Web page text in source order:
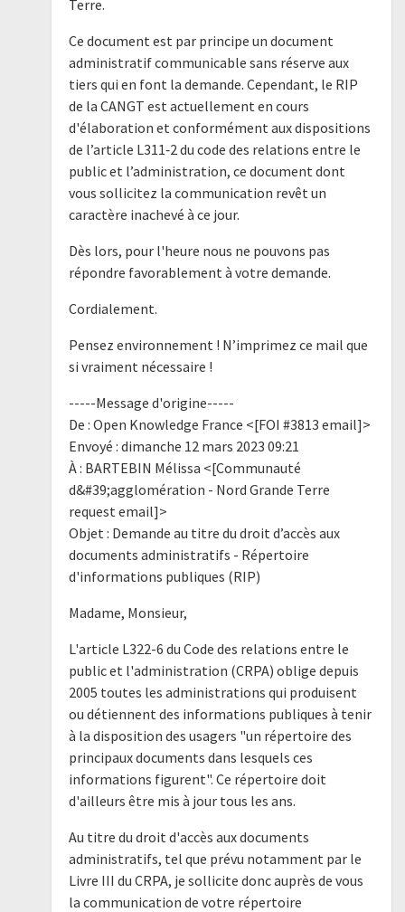
Terre.
Ce document est par principe un document
administratif communicable sans réserve aux
tiers qui en font la demande. Cependant, le RIP
de la CANGT est actuellement en cours
d'élaboration et conformément aux dispositions
de l’article L311‐2 du code des relations entre le
public et l’administration, ce document dont
vous sollicitez la communication revêt un
caractère inachevé à ce jour.
Dès lors, pour l'heure nous ne pouvons pas
répondre favorablement à votre demande.
Cordialement.
Pensez environnement ! N’imprimez ce mail que
si vraiment nécessaire !
-----Message d'origine-----
De : Open Knowledge France <[FOI #3813 email]>
Envoyé : dimanche 12 mars 2023 09:21
À : BARTEBIN Mélissa <[Communauté
d&#39;agglomération - Nord Grande Terre
request email]>
Objet : Demande au titre du droit d’accès aux
documents administratifs - Répertoire
d'informations publiques (RIP)
Madame, Monsieur,
L'article L322-6 du Code des relations entre le
public et l'administration (CRPA) oblige depuis
2005 toutes les administrations qui produisent
ou détiennent des informations publiques à tenir
à la disposition des usagers "un répertoire des
principaux documents dans lesquels ces
informations figurent". Ce répertoire doit
d'ailleurs être mis à jour tous les ans.
Au titre du droit d'accès aux documents
administratifs, tel que prévu notamment par le
Livre III du CRPA, je sollicite donc auprès de vous
la communication de votre répertoire